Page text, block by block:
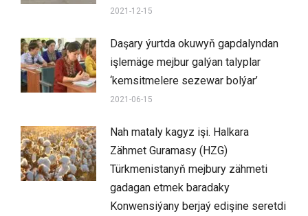
2021-12-15
Daşary ýurtda okuwyň gapdalyndan
işlemäge mejbur galýan talyplar
‘kemsitmelere sezewar bolýar’
2021-06-15
Nah mataly kagyz işi. Halkara
Zähmet Guramasy (HZG)
Türkmenistanyň mejbury zähmeti
gadagan etmek baradaky
Konwensiýany berjaý edişine seretdi